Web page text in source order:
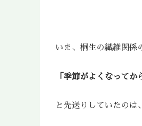
いま、桐生の繊維関係
「季節がよくなってか
と先送りしていたのは